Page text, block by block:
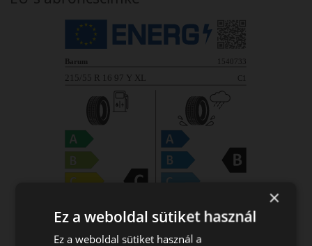
×
Ez a weboldal sütiket használ
Ez a weboldal sütiket használ a